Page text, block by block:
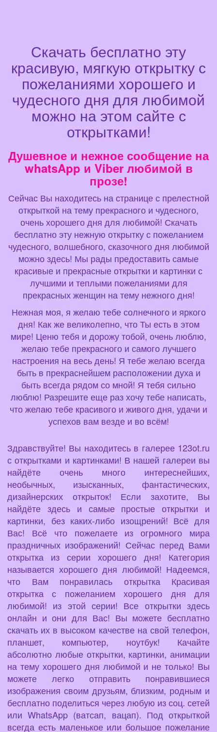
Скачать бесплатно эту
красивую, мягкую открытку с
пожеланиями хорошего и
чудесного дня для любимой
можно на этом сайте с
открытками!
Душевное и нежное сообщение на
whatsApp и Viber любимой в
прозе!
Сейчас Вы находитесь на странице с прелестной
открыткой на тему прекрасного и чудесного,
очень хорошего дня для любимой! Скачать
бесплатно эту нежную открытку с пожеланием
чудесного, волшебного, сказочного дня любимой
можно здесь! Мы рады предоставить самые
красивые и прекрасные открытки и картинки с
лучшими и теплыми пожеланиями для
прекрасных женщин на тему нежного дня!
Нежная моя, я желаю тебе солнечного и яркого
дня! Как же великолепно, что Ты есть в этом
мире! Ценю тебя и дорожу тобой, очень люблю,
желаю тебе прекрасного и самого лучшего
настроения на весь день! Я тебе желаю всегда
быть в прекраснейшем расположении духа и
быть всегда рядом со мной! Я тебя сильно
люблю! Разрешите еще раз хочу тебе написать,
что желаю тебе красивого и живого дня, удачи и
успехов вам везде и во всём!
Здравствуйте! Вы находитесь в галерее 123ot.ru
с открытками и картинками! В нашей галереи вы
найдёте очень много интереснейших,
необычных, изысканных, фантастических,
дизайнерских открыток! Если захотите, Вы
найдёте здесь и самые простые открытки и
картинки, без каких-либо изощрений! Всё для
Вас! Всё что пожелаете из огромного мира
праздничных изображений! Сейчас перед Вами
открытка из серии хорошего дня! Категория
называется хорошего дня любимой! Надеемся,
что Вам понравилась открытка Красивая
открытка с пожеланием хорошего дня для
любимой! из этой серии! Все открытки здесь
онлайн и они для Вас! Вы можете бесплатно
скачать их в высоком качестве на свой телефон,
планшет, компьютер, ноутбук! Качайте
абсолютно любые открытки, картинки, анимации
на тему хорошего дня любимой и не только! Вы
можете легко отправить понравившиеся
изображения своим друзьям, близким, родным и
бесплатно поделиться через любую из соц. сетей
или WhatsApp (ватсап, вацап). Под открыткой
всегда есть маленькое или большое пожелание